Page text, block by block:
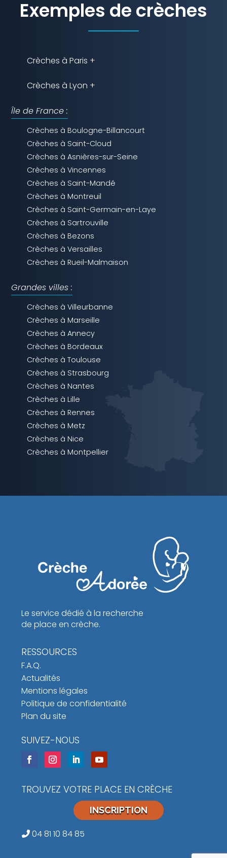
Exemples de crèches
Crèches à Paris +
Crèches à Lyon +
Île de France :
Crèches à Boulogne-Billancourt
Crèches à Saint-Cloud
Crèches à Asnières-sur-Seine
Crèches à Vincennes
Crèches à Saint-Mandé
Crèches à Montreuil
Crèches à Saint-Germain-en-Laye
Crèches à Sartrouville
Crèches à Bezons
Crèches à Versailles
Crèches à Rueil-Malmaison
Grandes villes :
Crèches à Villeurbanne
Crèches à Marseille
Crèches à Annecy
Crèches à Bordeaux
Crèches à Toulouse
Crèches à Strasbourg
Crèches à Nantes
Crèches à Lille
Crèches à Rennes
Crèches à Metz
Crèches à Nice
Crèches à Montpellier
Le service dédié à la recherche
de place en crèche.
RESSOURCES
F.A.Q.
Actualités
Mentions légales
Politique de confidentialité
Plan du site
SUIVEZ-NOUS
TROUVEZ VOTRE PLACE EN CRÈCHE
INSCRIPTION
04 81 10 84 85